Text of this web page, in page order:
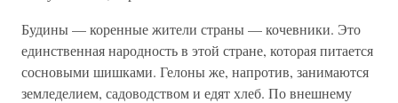
Будины — коренные жители страны — кочевники. Это
единственная народность в этой стране, которая питается
сосновыми шишками. Гелоны же, напротив, занимаются
земледелием, садоводством и едят хлеб. По внешнему